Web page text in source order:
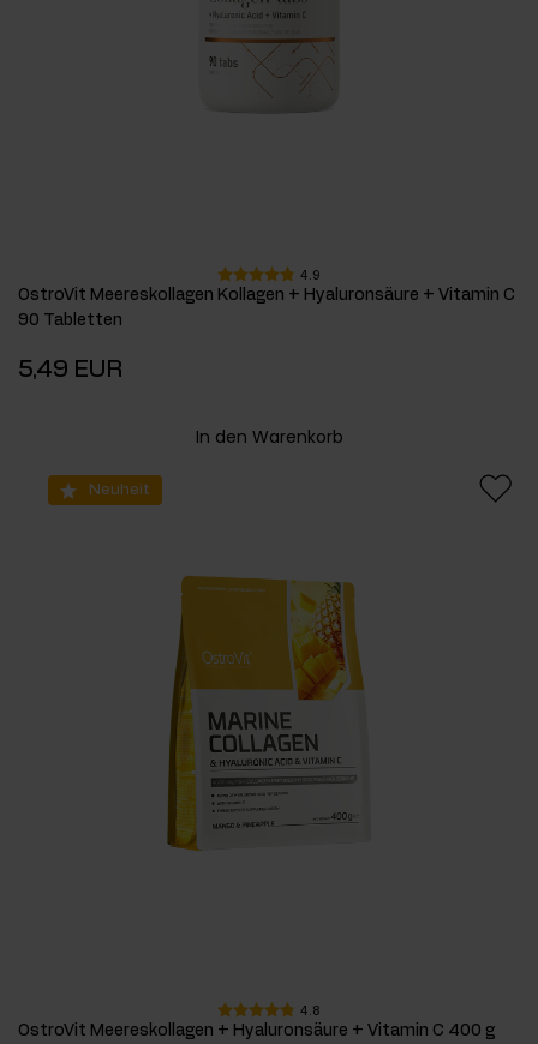
4.9
OstroVit Meereskollagen Kollagen + Hyaluronsäure + Vitamin C
90 Tabletten
5,49 EUR
In den Warenkorb
Neuheit
4.8
OstroVit Meereskollagen + Hyaluronsäure + Vitamin C 400 g